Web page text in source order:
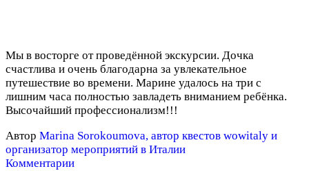
Мы в восторге от проведённой экскурсии. Дочка
счастлива и очень благодарна за увлекательное
путешествие во времени. Марине удалось на три с
лишним часа полностью завладеть вниманием ребёнка.
Высочайший профессионализм!!!
Автор Marina Sorokoumova, автор квестов wowitaly и
организатор мероприятий в Италии
Комментарии